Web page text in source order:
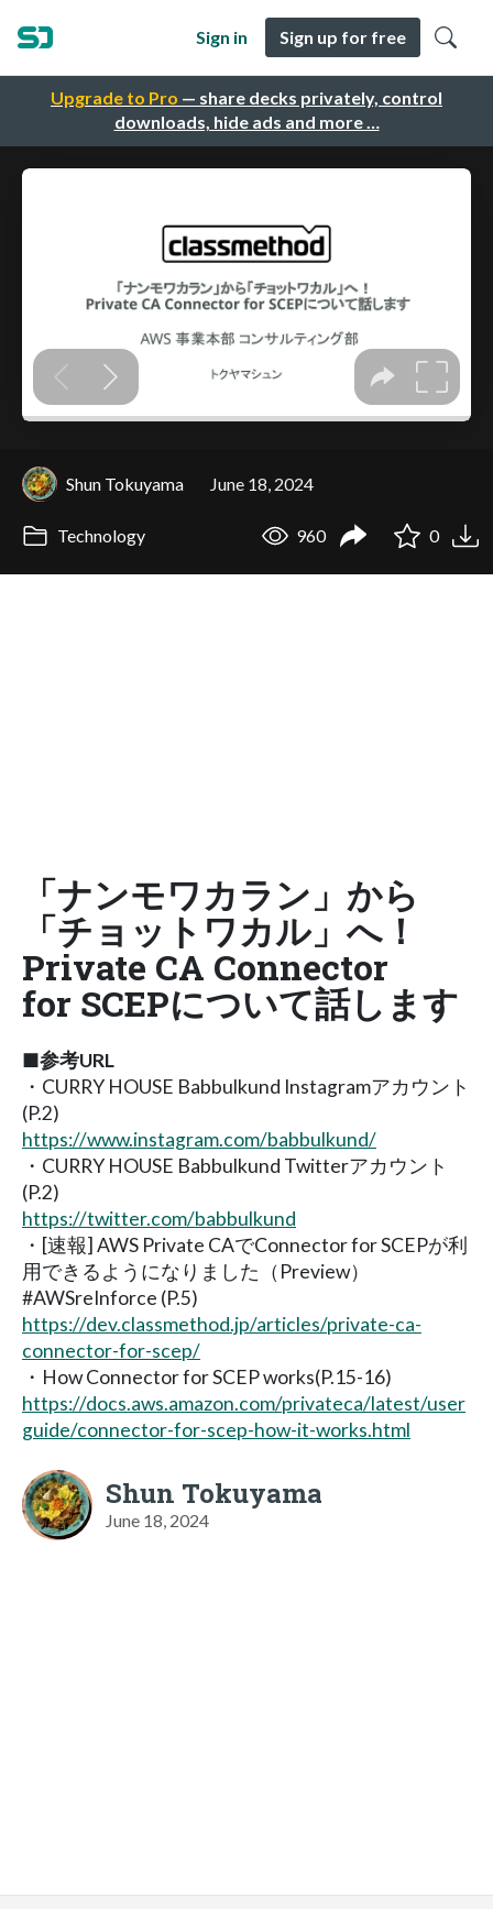
Upgrade to Pro — share decks privately, control
downloads, hide ads and more …
Sign in Sign up for free
Shun Tokuyama June 18, 2024
Technology 960 0
「ナンモワカラン」から
「チョットワカル」へ！
Private CA Connector
for SCEPについて話します
■参考URL
・CURRY HOUSE Babbulkund Instagramアカウント
(P.2)
https://www.instagram.com/babbulkund/
・CURRY HOUSE Babbulkund Twitterアカウント
(P.2)
https://twitter.com/babbulkund
・[速報] AWS Private CAでConnector for SCEPが利
用できるようになりました（Preview）
#AWSreInforce (P.5)
https://dev.classmethod.jp/articles/private-ca-
connector-for-scep/
・How Connector for SCEP works(P.15-16)
https://docs.aws.amazon.com/privateca/latest/user
guide/connector-for-scep-how-it-works.html
Shun Tokuyama
June 18, 2024